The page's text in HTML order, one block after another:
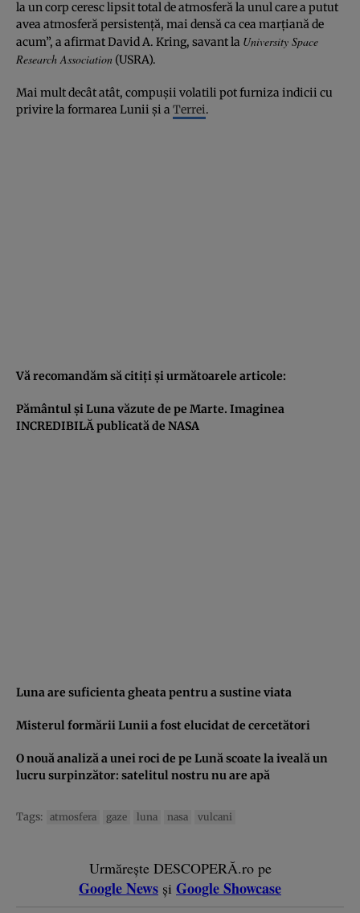
la un corp ceresc lipsit total de atmosferă la unul care a putut
avea atmosferă persistenţă, mai densă ca cea marţiană de
acum”, a afirmat David A. Kring, savant la University Space
Research Association (USRA).
Mai mult decât atât, compuşii volatili pot furniza indicii cu
privire la formarea Lunii şi a Terrei.
Vă recomandăm să citiţi şi următoarele articole:
Pământul şi Luna văzute de pe Marte. Imaginea
INCREDIBILĂ publicată de NASA
Luna are suficienta gheata pentru a sustine viata
Misterul formării Lunii a fost elucidat de cercetători
O nouă analiză a unei roci de pe Lună scoate la iveală un
lucru surpinzător: satelitul nostru nu are apă
Tags: atmosfera gaze luna nasa vulcani
Urmărește DESCOPERĂ.ro pe
Google News și Google Showcase